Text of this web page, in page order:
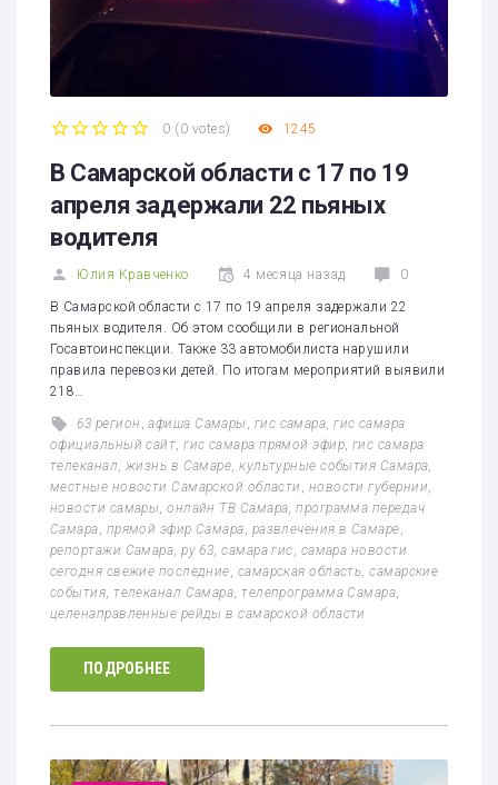
0 (0 votes) 1245
В Самарской области с 17 по 19
апреля задержали 22 пьяных
водителя
Юлия Кравченко 4 месяца назад 0
В Самарской области с 17 по 19 апреля задержали 22
пьяных водителя. Об этом сообщили в региональной
Госавтоинспекции. Также 33 автомобилиста нарушили
правила перевозки детей. По итогам мероприятий выявили
218…
63 регион ,афиша Самары гис самара ,гис самара
официальный сайт ,гис самара прямой эфир гис самара
телеканал
жизнь в Самаре ,культурные события Самара
местные новости Самарской области
новости губернии
новости самары ,онлайн ТВ Самара ,программа передач
Самара прямой эфир Самара развлечения в Самаре
репортажи Самара ,ру 63 ,самара гис самара новости
сегодня свежие последние самарская область ,самарские
события ,телеканал Самара ,телепрограмма Самара
целенаправленные рейды в самарской области
ПОДРОБНЕЕ